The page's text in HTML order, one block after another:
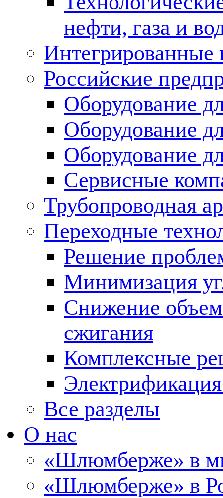
нефти, газа и
Российские
Оборудование
Оборудование
Оборудование
Сервисные
Трубопроводная
Переходные
Решение
Минимизация
Снижение
сжигания
Комплексные
Все разделы
О нас
«Шлюмберже» в
«Шлюмберже» в